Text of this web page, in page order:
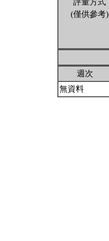
評量方式
(僅供參考)
週次
無資料